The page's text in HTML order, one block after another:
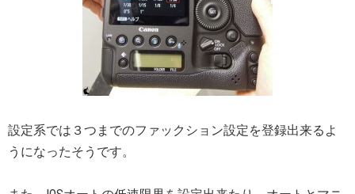
設定系では３つまでのファックション設定を登録出来るよ
うになったそうです。